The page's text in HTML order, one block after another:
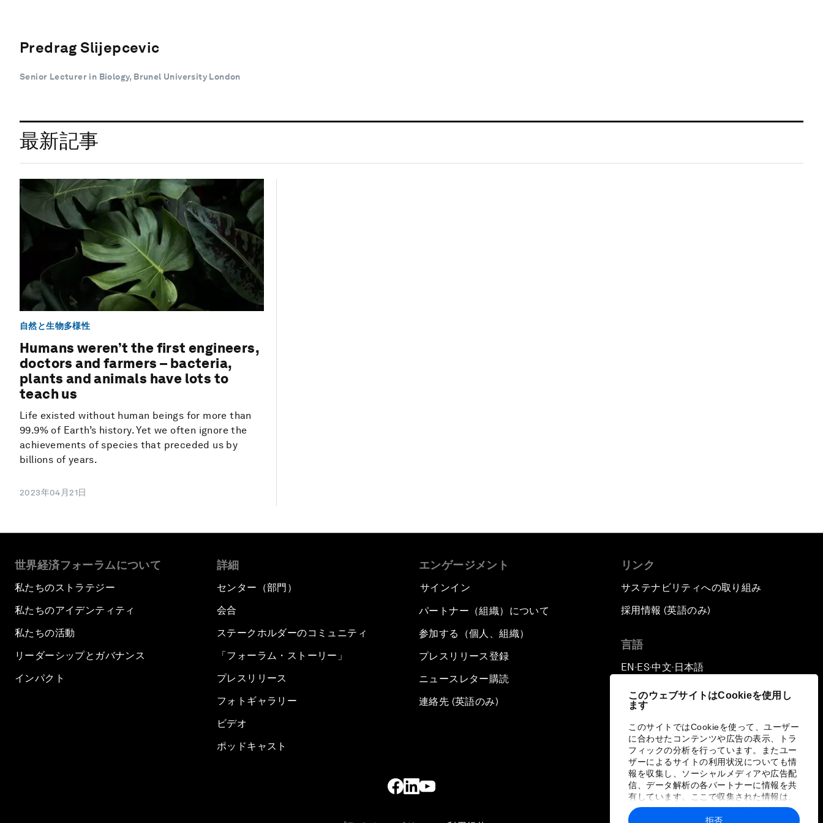
このウェブサイトはCookieを使用し
ます
このサイトではCookieを使って、ユーザー
に合わせたコンテンツや広告の表示、トラ
フィックの分析を行っています。またユー
ザーによるサイトの利用状況についても情
報を収集し、ソーシャルメディアや広告配
信、データ解析の各パートナーに情報を共
有しています。ここで収集された情報は、
ユーザーが各パートナーに提供した他の情
報や各パートナーのサービスを使用した際
拒否
Predrag Slijepcevic
Senior Lecturer in Biology, Brunel University London
最新記事
自然と生物多様性
Humans weren’t the first engineers,
doctors and farmers – bacteria,
plants and animals have lots to
teach us
Life existed without human beings for more than
99.9% of Earth’s history. Yet we often ignore the
achievements of species that preceded us by
billions of years.
2023年04月21日
世界経済フォーラムについて
私たちのストラテジー
私たちのアイデンティティ
私たちの活動
リーダーシップとガバナンス
インパクト
詳細
センター（部門）
会合
ステークホルダーのコミュニティ
「フォーラム・ストーリー」
プレスリリース
フォトギャラリー
ビデオ
ポッドキャスト
エンゲージメント
サインイン
パートナー（組織）について
参加する（個人、組織）
プレスリリース登録
ニュースレター購読
連絡先 (英語のみ)
リンク
サステナビリティへの取り組み
採用情報 (英語のみ)
言語
EN ▪ ES▪中文▪ 日本語